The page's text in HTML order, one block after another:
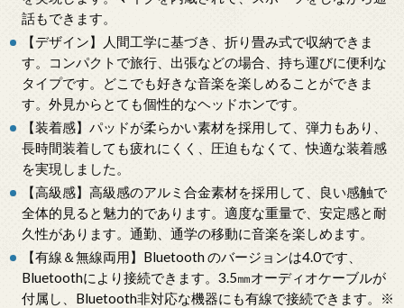
話もできます。
【デザイン】人間工学に基づき、折り畳み式で収納できま
す。コンパクトで旅行、出張などの場合、持ち運びに便利な
タイプです。どこでも好きな音楽を楽しめることができま
す。外見からとても個性的なヘッドホンです。
【装着感】パッドが柔らかい素材を採用して、弾力もあり、
長時間装着しても疲れにくく、圧迫もなくて、快適な装着感
を実現しました。
【高級感】高級感のアルミ合金素材を採用して、良い感触で
全体的見ると魅力的であります。適度な重量で、安定感と耐
久性があります。通勤、通学の移動に音楽を楽しめます。
【有線＆無線両用】Bluetooth のバージョンは4.0です、
Bluetoothにより接続できます。3.5㎜オーディオケーブルが
付属し、Bluetooth非対応な機器にも有線で接続できます。※